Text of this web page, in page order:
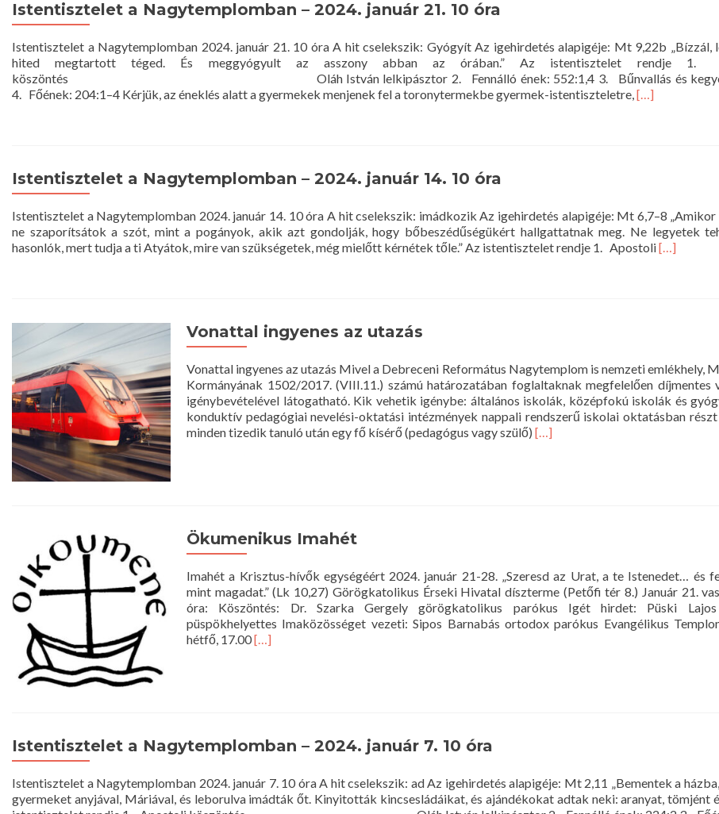
Nagytemplomban
–
január
28.
10
óra
Istentisztelet a Nagytemplomban – 2024. január 21. 10 óra
Istentisztelet a Nagytemplomban 2024. január 21. 10 óra A hit cselekszik: Gyógyít Az igehirdetés alapigéje: Mt 9,22b „Bízzál,
hited megtartott téged. És meggyógyult az asszony abban az órában.” Az istentisztelet rendje
köszöntés Oláh István lelkipásztor 2. Fennálló ének: 552:1,4 3. Bűnvallás és
4. Főének: 204:1–4 Kérjük, az éneklés alatt a gyermekek menjenek fel a toronytermekbe gyermek-istentiszteletre,Read
január
21.
10
[…]
Istentisztelet a Nagytemplomban – 2024. január 14. 10 óra
Istentisztelet a Nagytemplomban 2024. január 14. 10 óra A hit cselekszik: imádkozik Az igehirdetés alapigéje: Mt 6,7–8
ne szaporítsátok a szót, mint a pogányok, akik azt gondolják, hogy bőbeszédűségükért hallgattatnak meg. Ne legyetek
hasonlók, mert tudja a ti Atyátok, mire van szükségetek, még mielőtt kérnétek tőle.” Az istentisztelet rendje 1. ApostoliRead
január
14.
10
óra
[…]
Vonattal ingyenes az utazás
Vonattal ingyenes az utazás Mivel a Debreceni Református Nagytemplom is nemzeti emlékhely,
Kormányának 1502/2017. (VIII.11.) számú határozatában foglaltaknak megfelelően díjmentes
igénybevételével látogatható. Kik vehetik igénybe: általános iskolák, középfokú iskolák és
konduktív pedagógiai nevelési-oktatási intézmények nappali rendszerű iskolai oktatásban
minden tizedik tanuló után egy fő kísérő (pedagógus vagy szülő) Read
[…]
Ökumenikus Imahét
Imahét a Krisztus-hívők egységéért 2024. január 21-28. „Szeresd az Urat, a te Istenedet… és
mint magadat.” (Lk 10,27) Görögkatolikus Érseki Hivatal díszterme (Petőfi tér 8.) Január 21.
óra: Köszöntés: Dr. Szarka Gergely görögkatolikus parókus Igét hirdet: Püski Lajos
püspökhelyettes Imaközösséget vezeti: Sipos Barnabás ortodox parókus Evangélikus
hétfő, 17.00Read
[…]
Istentisztelet a Nagytemplomban – 2024. január 7. 10 óra
Istentisztelet a Nagytemplomban 2024. január 7. 10 óra A hit cselekszik: ad Az igehirdetés alapigéje: Mt 2,11 „Bementek a
gyermeket anyjával, Máriával, és leborulva imádták őt. Kinyitották kincsesládáikat, és ajándékokat adtak neki: aranyat, tömjént